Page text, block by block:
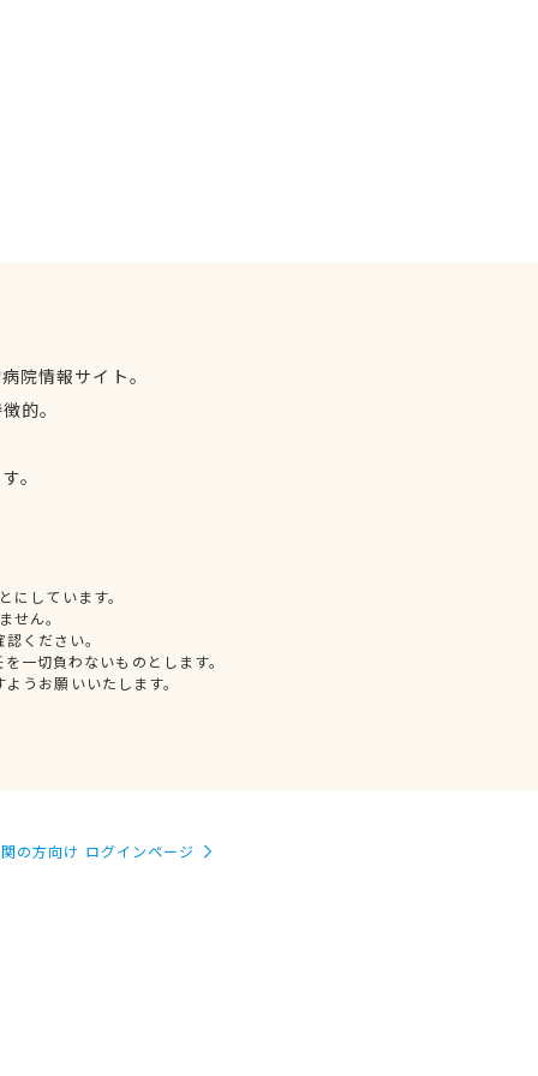
院情報サイト。
的。
。
しています。
せん。
ください。
一切負わないものとします。
うお願いいたします。
の方向け ログインページ